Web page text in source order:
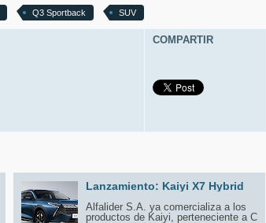
Q3 Sportback SUV
COMPARTIR
Lanzamiento: Kaiyi X7 Hybrid
Alfalider S.A. ya comercializa a los
productos de Kaiyi, perteneciente a C